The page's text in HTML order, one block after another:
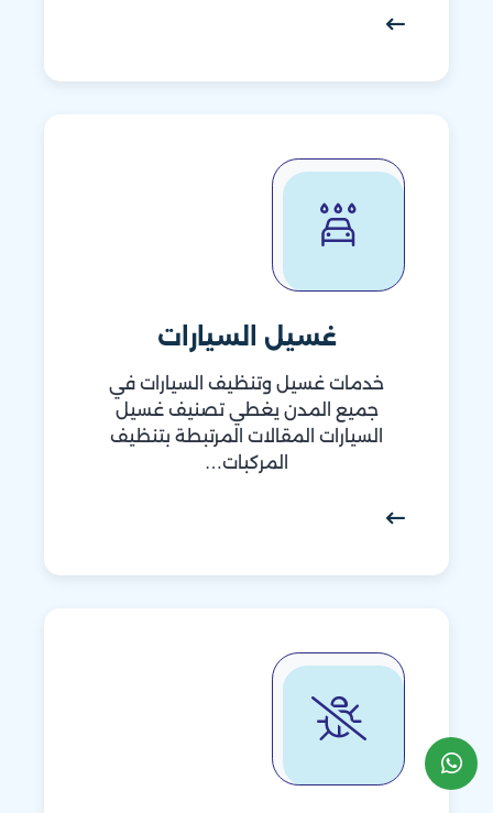
غسيل السيارات
خدمات غسيل وتنظيف السيارات في
جميع المدن يغطي تصنيف غسيل
السيارات المقالات المرتبطة بتنظيف
المركبات…